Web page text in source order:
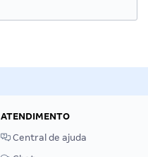
ATENDIMENTO
Central de ajuda